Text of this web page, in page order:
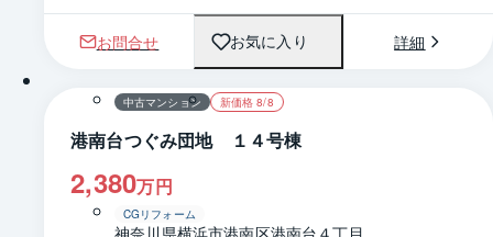
お問合せ お気に入り 詳細
1 / 0
中古マンション 新価格 8/8
港南台つぐみ団地 １４号棟
2,380万円
CGリフォーム
神奈川県横浜市港南区港南台４丁目